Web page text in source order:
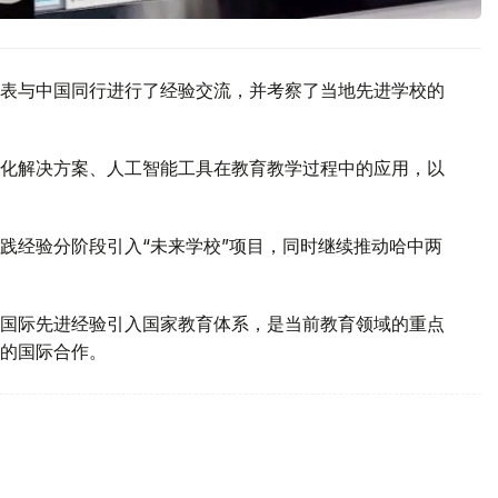
与中国同行进行了经验交流，并考察了当地先进学校的
解决方案、人工智能工具在教育教学过程中的应用，以
经验分阶段引入“未来学校”项目，同时继续推动哈中两
际先进经验引入国家教育体系，是当前教育领域的重点
国际合作。